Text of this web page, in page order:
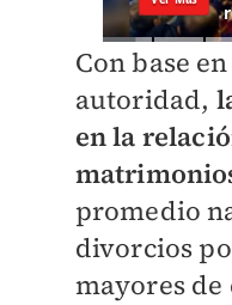
Con base
autoridad,
en la
promedio
divorcios
mayores de